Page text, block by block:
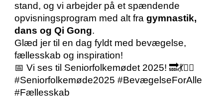
stand, og vi arbejder på et spændende
opvisningsprogram med alt fragymnastik,
dans og Qi Gong.
Glæd jer til en dag fyldt med bevægelse,
fællesskab og inspiration!
📅 Vi ses til Seniorfolkemødet 2025! 🔜💃🤸‍♂️
#Seniorfolkemøde2025 #BevægelseForAlle
#Fællesskab